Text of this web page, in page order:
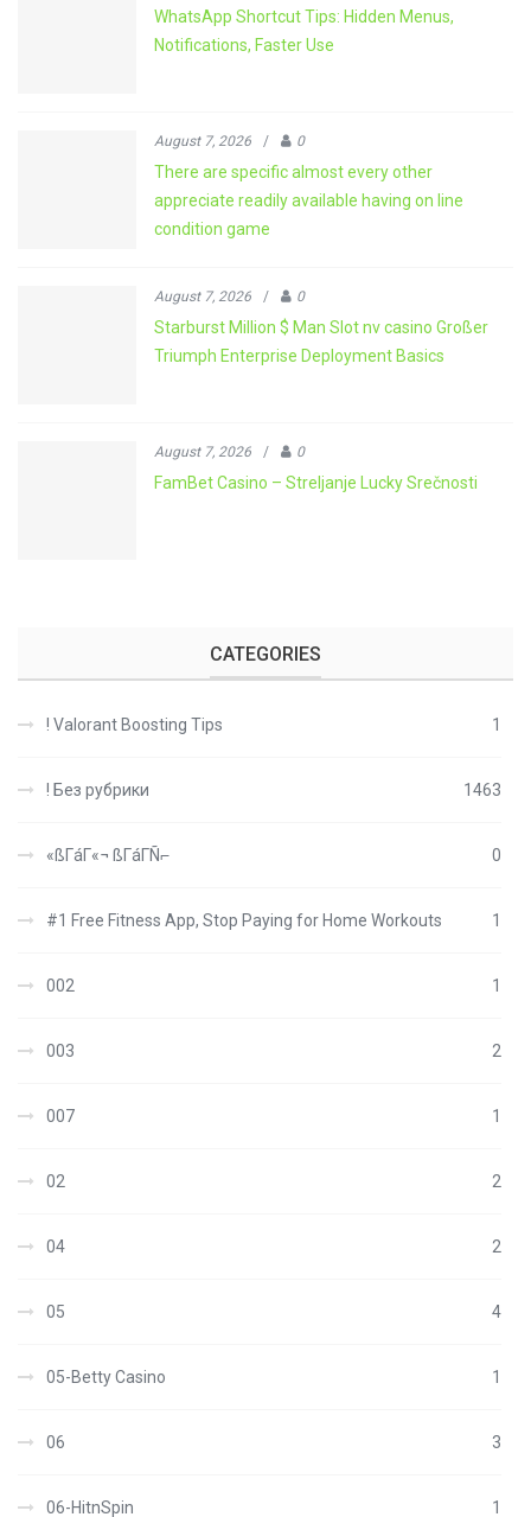
WhatsApp Shortcut Tips: Hidden Menus,
Notifications, Faster Use
August 7, 2026 / 0
There are specific almost every other
appreciate readily available having on line
condition game
August 7, 2026 / 0
Starburst Million $ Man Slot nv casino Großer
Triumph Enterprise Deployment Basics
August 7, 2026 / 0
FamBet Casino – Streljanje Lucky Srečnosti
CATEGORIES
! Valorant Boosting Tips 1
! Без рубрики 1463
«ßΓáΓ«¬ ßΓáΓÑ⌐ 0
#1 Free Fitness App, Stop Paying for Home Workouts 1
002 1
003 2
007 1
02 2
04 2
05 4
05-Betty Casino 1
06 3
06-HitnSpin 1